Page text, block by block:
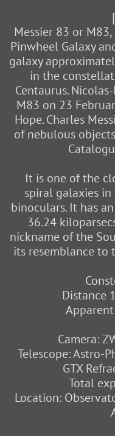
Messier 83 or
Pinwheel Galaxy
galaxy
in the
Centaurus.
M83 on 23
Hope. Charles
of nebulous
It is one of the
spiral galaxies
binoculars. It has
36.24
nickname of the
its resemblance to
Distance
Camera:
Telescope: Astro-
GTX
Total
Location: